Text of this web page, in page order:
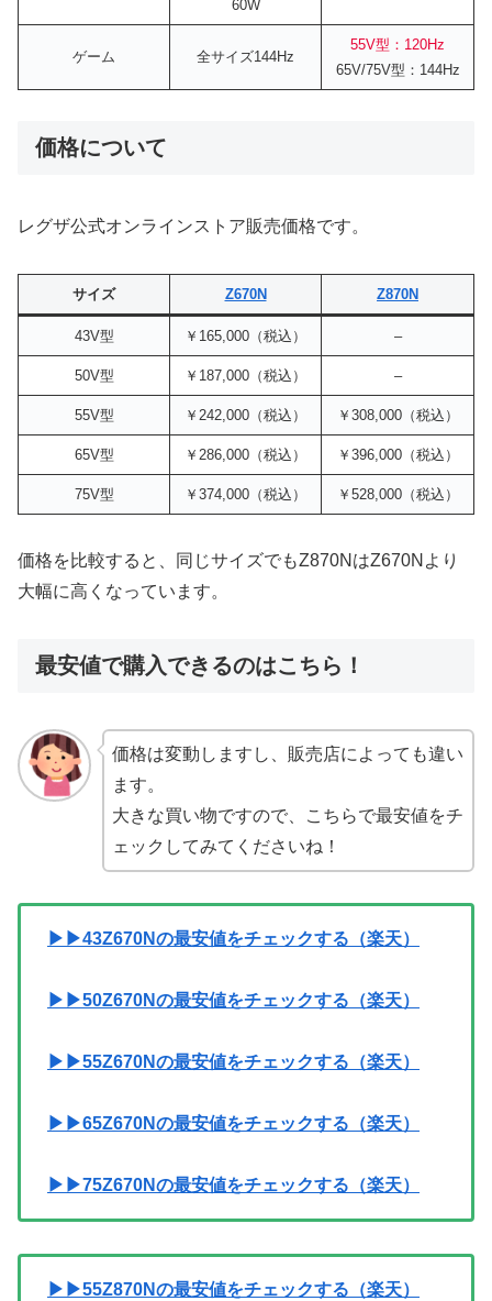
60W
ゲーム 全サイズ144Hz
55V型：120Hz
65V/75V型：144Hz
価格について
レグザ公式オンラインストア販売価格です。
サイズ Z670N Z870N
43V型 ￥165,000（税込） –
50V型 ￥187,000（税込） –
55V型 ￥242,000（税込） ￥308,000（税込）
65V型 ￥286,000（税込） ￥396,000（税込）
75V型 ￥374,000（税込） ￥528,000（税込）
価格を比較すると、同じサイズでもZ870NはZ670Nより
大幅に高くなっています。
最安値で購入できるのはこちら！
価格は変動しますし、販売店によっても違い
ます。
大きな買い物ですので、こちらで最安値をチ
ェックしてみてくださいね！
▶▶43Z670Nの最安値をチェックする（楽天）
▶▶50Z670Nの最安値をチェックする（楽天）
▶▶55Z670Nの最安値をチェックする（楽天）
▶▶65Z670Nの最安値をチェックする（楽天）
▶▶75Z670Nの最安値をチェックする（楽天）
▶▶55Z870Nの最安値をチェックする（楽天）